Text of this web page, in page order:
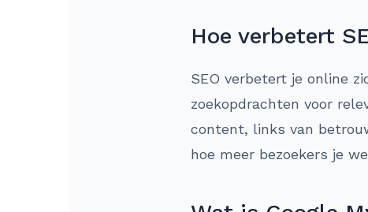
Hoe verbetert
SEO verbetert je online
zoekopdrachten voor
content, links van
hoe meer bezoekers je